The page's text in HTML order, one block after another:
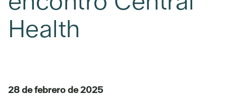
Health
28 de febrero de 2025